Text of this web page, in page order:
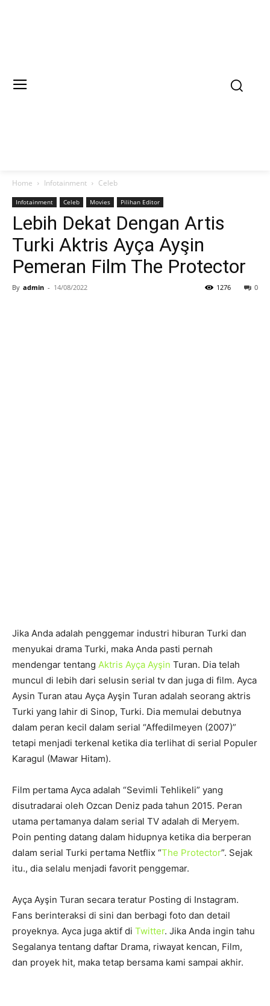
Home Infotainment Celeb
Infotainment Celeb Movies Pilihan Editor
Lebih Dekat Dengan Artis
Turki Aktris Ayça Ayşin
Pemeran Film The Protector
By admin - 14/08/2022 0
1276
Jika Anda adalah penggemar industri hiburan Turki dan
menyukai drama Turki, maka Anda pasti pernah
mendengar tentang Aktris Ayça Ayşin Turan. Dia telah
muncul di lebih dari selusin serial tv dan juga di film. Ayca
Aysin Turan atau Ayça Ayşin Turan adalah seorang aktris
Turki yang lahir di Sinop, Turki. Dia memulai debutnya
dalam peran kecil dalam serial “Affedilmeyen (2007)”
tetapi menjadi terkenal ketika dia terlihat di serial Populer
Karagul (Mawar Hitam).
Film pertama Ayca adalah “Sevimli Tehlikeli” yang
disutradarai oleh Ozcan Deniz pada tahun 2015. Peran
utama pertamanya dalam serial TV adalah di Meryem.
Poin penting datang dalam hidupnya ketika dia berperan
dalam serial Turki pertama Netflix “The Protector”. Sejak
itu., dia selalu menjadi favorit penggemar.
Ayça Ayşin Turan secara teratur Posting di Instagram.
Fans berinteraksi di sini dan berbagi foto dan detail
proyeknya. Ayca juga aktif di Twitter. Jika Anda ingin tahu
Segalanya tentang daftar Drama, riwayat kencan, Film,
dan proyek hit, maka tetap bersama kami sampai akhir.